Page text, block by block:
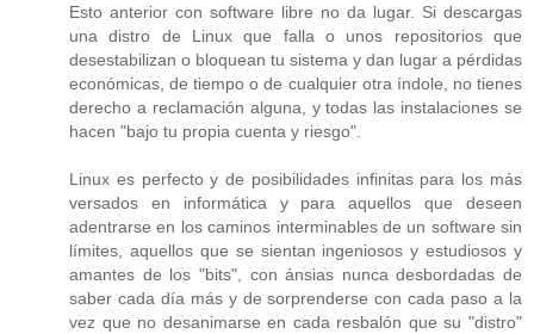
Esto anterior con software libre no da lugar. Si descargas
una distro de Linux que falla o unos repositorios que
desestabilizan o bloquean tu sistema y dan lugar a pérdidas
económicas, de tiempo o de cualquier otra índole, no tienes
derecho a reclamación alguna, y todas las instalaciones se
hacen "bajo tu propia cuenta y riesgo".
Linux es perfecto y de posibilidades infinitas para los más
versados en informática y para aquellos que deseen
adentrarse en los caminos interminables de un software sin
límites, aquellos que se sientan ingeniosos y estudiosos y
amantes de los "bits", con ánsias nunca desbordadas de
saber cada día más y de sorprenderse con cada paso a la
vez que no desanimarse en cada resbalón que su "distro"